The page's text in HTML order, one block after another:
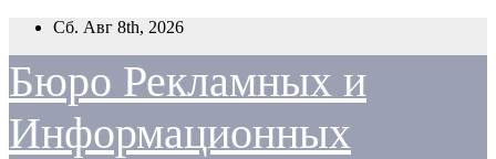
Перейти
содержимому
Сб. Авг 8th, 2026
Бюро Рекламных и
Информационных